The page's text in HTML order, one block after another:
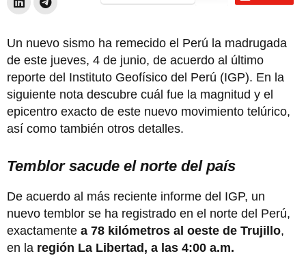
Un nuevo sismo ha remecido el Perú la madrugada
de este jueves, 4 de junio, de acuerdo al último
reporte del Instituto Geofísico del Perú (IGP). En la
siguiente nota descubre cuál fue la magnitud y el
epicentro exacto de este nuevo movimiento telúrico,
así como también otros detalles.
Temblor sacude el norte del país
De acuerdo al más reciente informe del IGP, un
nuevo temblor se ha registrado en el norte del Perú,
exactamente a 78 kilómetros al oeste de Trujillo,
en la región La Libertad, a las 4:00 a.m.